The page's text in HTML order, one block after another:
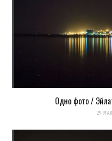
комментариях. А можно просто
Одно фото /
29